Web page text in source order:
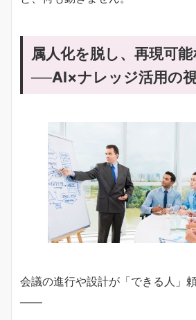
属人化を脱し、再現可
──AI×ナレッジ活用の
会議の進行や設計が「できる人」
――